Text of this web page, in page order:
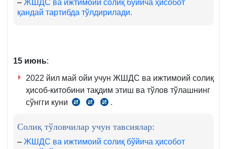
қарорига
б.
– ЖШДС ва ижтимоий солиқ бўйича ҳисобот
қандай тартибда тўлдирилади.
15 июнь:
2022 йил май ойи учун ЖШДС ва ижтимоий солиқ
ҳисоб-китобини тақдим этиш ва тўлов тўлашнинг
сўнгги куни
СК
м.
1-
СК
м.
СК
м.
4-
.
Солиқ тўловчилар учун тавсиялар:
– ЖШДС ва ижтимоий солиқ бўйича ҳисобот